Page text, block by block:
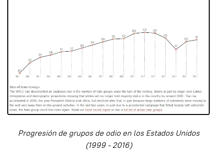
Progresión de grupos de odio en los Estados Unidos
(1999 - 2016)